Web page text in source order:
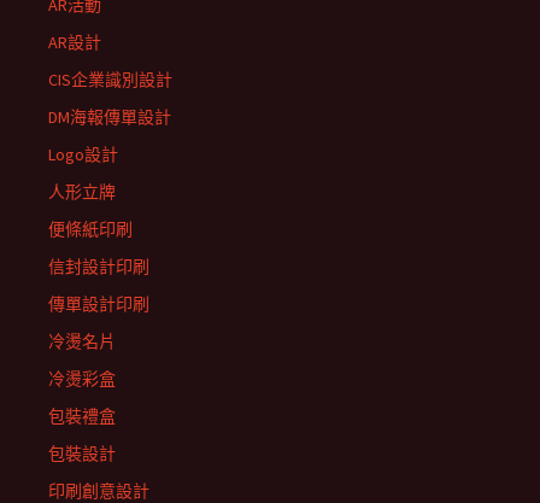
AR活動
AR設計
CIS企業識別設計
DM海報傳單設計
Logo設計
人形立牌
便條紙印刷
信封設計印刷
傳單設計印刷
冷燙名片
冷燙彩盒
包裝禮盒
包裝設計
印刷創意設計